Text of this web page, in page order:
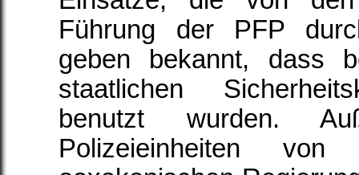
Führung der PFP
geben bekannt, dass
staatlichen
benutzt wurden.
Polizeieinheiten von